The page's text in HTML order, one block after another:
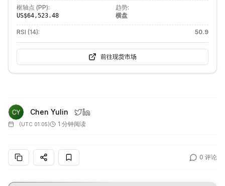
枢轴点 (PP):
US$64,523.48
趋势:
横盘
RSI (14): 50.9
前往现货市场
Chen Yulin
(UTC 01:05) 1 分钟阅读
0 评论